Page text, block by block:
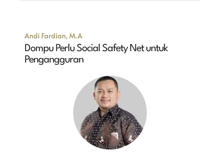
Andi Fardian, M.A
Dompu Perlu Social Safety Net untuk
Pengangguran